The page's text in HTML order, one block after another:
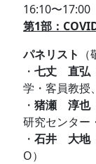
16:10〜17:00
第1部：
パネリスト
・七丈 直弘
学・客員教授
・猪瀬 淳也
研究センター
・石井 大地
O）